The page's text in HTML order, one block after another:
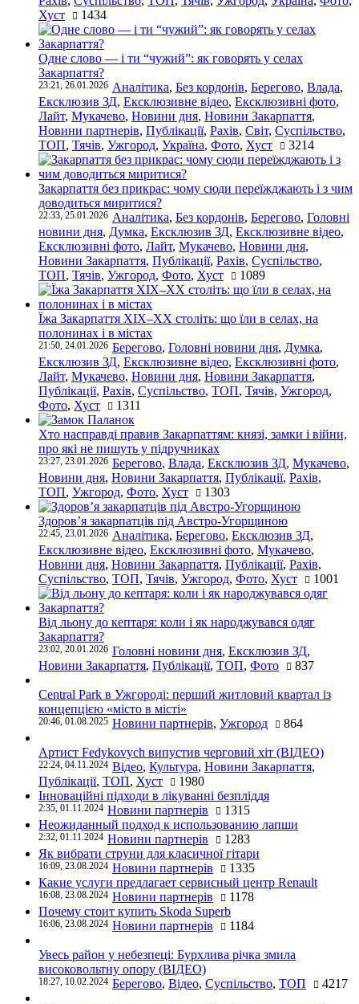
Хуст
1434
Одне слово — і ти “чужий”: як говорять у селах
Закарпаття?
23:21, 26.01.2026 Аналітика, Без кордонів, Берегово, Влада,
Ексклюзив ЗД, Ексклюзивне відео, Ексклюзивні фото,
Лайт, Мукачево, Новини дня, Новини Закарпаття,
Новини партнерів, Публікації, Рахів, Світ, Суспільство,
ТОП, Тячів, Ужгород, Україна, Фото, Хуст 3214
Закарпаття без прикрас: чому сюди переїжджають і з чим
доводиться миритися?
22:33, 25.01.2026 Аналітика, Без кордонів, Берегово, Головні
новини дня, Думка, Ексклюзив ЗД, Ексклюзивне відео,
Ексклюзивні фото, Лайт, Мукачево, Новини дня,
Новини Закарпаття, Публікації, Рахів, Суспільство,
ТОП, Тячів, Ужгород, Фото, Хуст 1089
Їжа Закарпаття ХІХ–ХХ століть: що їли в селах, на
полонинах і в містах
21:50, 24.01.2026 Берегово, Головні новини дня, Думка,
Ексклюзив ЗД, Ексклюзивне відео, Ексклюзивні фото,
Лайт, Мукачево, Новини дня, Новини Закарпаття,
Публікації, Рахів, Суспільство, ТОП, Тячів, Ужгород,
Фото, Хуст 1311
Хто насправді правив Закарпаттям: князі, замки і війни,
про які не пишуть у підручниках
23:27, 23.01.2026 Берегово, Влада, Ексклюзив ЗД, Мукачево,
Новини дня, Новини Закарпаття, Публікації, Рахів,
ТОП, Ужгород, Фото, Хуст 1303
Здоров’я закарпатців під Австро-Угорщиною
22:45, 23.01.2026 Аналітика, Берегово, Ексклюзив ЗД,
Ексклюзивне відео, Ексклюзивні фото, Мукачево,
Новини дня, Новини Закарпаття, Публікації, Рахів,
Суспільство, ТОП, Тячів, Ужгород, Фото, Хуст 1001
Від льону до кептаря: коли і як народжувався одяг
Закарпаття?
23:02, 20.01.2026 Головні новини дня, Ексклюзив ЗД,
Новини Закарпаття, Публікації, ТОП, Фото 837
Central Park в Ужгороді: перший житловий квартал із
концепцією «місто в місті»
20:46, 01.08.2025 Новини партнерів, Ужгород 864
Артист Fedykovych випустив черговий хіт (ВІДЕО)
22:24, 04.11.2024 Відео, Культура, Новини Закарпаття,
Публікації, ТОП, Хуст
1980
Інноваційні підходи в лікуванні безпліддя
2:35, 01.11.2024 Новини партнерів
1315
Неожиданный подход к использованию лапши
2:32, 01.11.2024 Новини партнерів
1283
Як вибрати струни для класичної гітари
16:09, 23.08.2024 Новини партнерів
1335
Какие услуги предлагает сервисный центр Renault
16:08, 23.08.2024 Новини партнерів
1178
Почему стоит купить Skoda Superb
16:06, 23.08.2024 Новини партнерів 1184
Увесь район у небезпеці: Бурхлива річка змила
високовольтну опору (ВІДЕО)
18:27, 10.02.2024 Берегово, Відео, Суспільство, ТОП 4217